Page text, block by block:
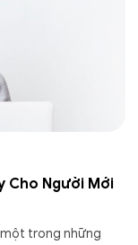
Cho Người Mới
một trong những